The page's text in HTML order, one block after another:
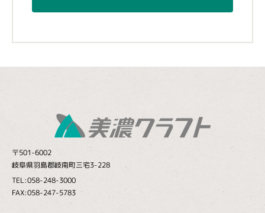
〒501-6002
岐阜県羽島郡岐南町三宅3-228
TEL:058-248-3000
FAX:058-247-5783